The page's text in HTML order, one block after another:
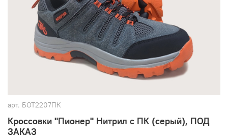
арт. БОТ2207ПК
Кроссовки "Пионер" Нитрил с ПК (серый), ПОД
ЗАКАЗ